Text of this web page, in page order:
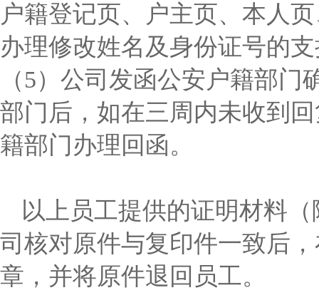
户籍登记页、户主页、本人
办理修改姓名及身份证号的
（5）公司发函公安户籍部
部门后，如在三周内未收到
籍部门办理回函。
以上员工提供的证明材料
司核对原件与复印件一致后
章，并将原件退回员工。